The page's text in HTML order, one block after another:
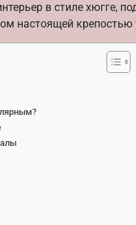
в стиле хюгге,
настоящей крепостью